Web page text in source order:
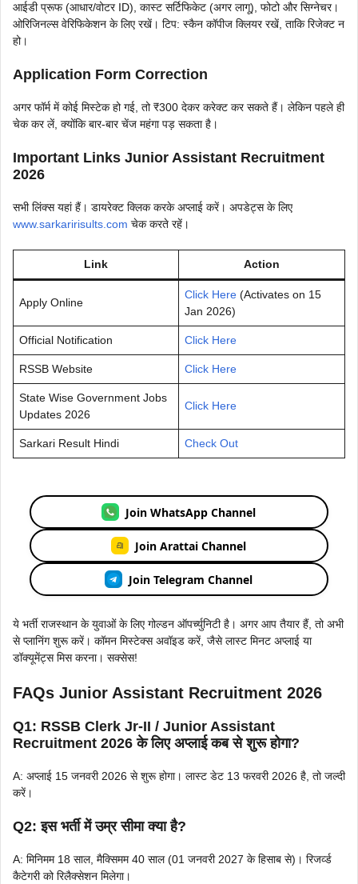
आईडी प्रूफ (आधार/वोटर ID), कास्ट सर्टिफिकेट (अगर लागू), फोटो और सिग्नेचर।
ओरिजिनल्स वेरिफिकेशन के लिए रखें। टिप: स्कैन कॉपीज क्लियर रखें, ताकि रिजेक्ट न
हो।
Application Form Correction
अगर फॉर्म में कोई मिस्टेक हो गई, तो ₹300 देकर करेक्ट कर सकते हैं। लेकिन पहले ही
चेक कर लें, क्योंकि बार-बार चेंज महंगा पड़ सकता है।
Important Links Junior Assistant Recruitment
2026
सभी लिंक्स यहां हैं। डायरेक्ट क्लिक करके अप्लाई करें। अपडेट्स के लिए
www.sarkaririsults.com चेक करते रहें।
Link Action
Apply Online
Click Here (Activates on 15
Jan 2026)
Official Notification Click Here
RSSB Website Click Here
State Wise Government Jobs
Updates 2026
Click Here
Sarkari Result Hindi Check Out
Join WhatsApp Channel
Join Arattai Channel
Join Telegram Channel
ये भर्ती राजस्थान के युवाओं के लिए गोल्डन ऑपर्च्युनिटी है। अगर आप तैयार हैं, तो अभी
से प्लानिंग शुरू करें। कॉमन मिस्टेक्स अवॉइड करें, जैसे लास्ट मिनट अप्लाई या
डॉक्यूमेंट्स मिस करना। सक्सेस!
FAQs Junior Assistant Recruitment 2026
Q1: RSSB Clerk Jr-II / Junior Assistant
Recruitment 2026 के लिए अप्लाई कब से शुरू होगा?
A: अप्लाई 15 जनवरी 2026 से शुरू होगा। लास्ट डेट 13 फरवरी 2026 है, तो जल्दी
करें।
Q2: इस भर्ती में उम्र सीमा क्या है?
A: मिनिमम 18 साल, मैक्सिमम 40 साल (01 जनवरी 2027 के हिसाब से)। रिजर्व्ड
कैटेगरी को रिलैक्सेशन मिलेगा।